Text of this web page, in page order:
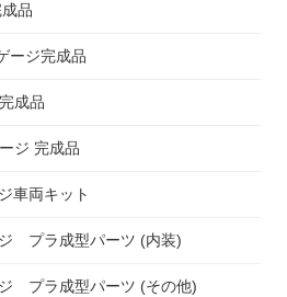
品
ージ完成品
成品
ジ 完成品
車両キット
プラ成型パーツ (内装)
プラ成型パーツ (その他)